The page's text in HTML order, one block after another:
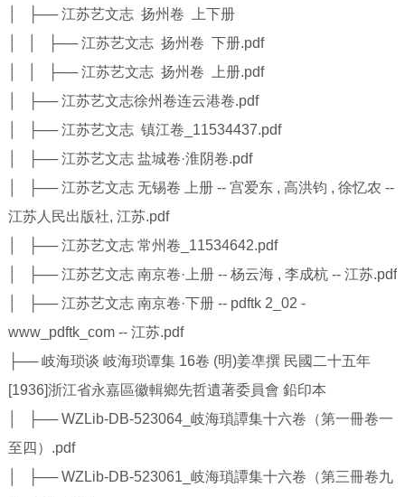
│ ├── 江苏艺文志 扬州卷 上下册
│ │ ├── 江苏艺文志 扬州卷 下册.pdf
│ │ ├── 江苏艺文志 扬州卷 上册.pdf
│ ├── 江苏艺文志徐州卷连云港卷.pdf
│ ├── 江苏艺文志 镇江卷_11534437.pdf
│ ├── 江苏艺文志 盐城卷·淮阴卷.pdf
│ ├── 江苏艺文志 无锡卷 上册 -- 宫爱东 , 高洪钧 , 徐忆农 --
江苏人民出版社, 江苏.pdf
│ ├── 江苏艺文志 常州卷_11534642.pdf
│ ├── 江苏艺文志 南京卷·上册 -- 杨云海 , 李成杭 -- 江苏.pdf
│ ├── 江苏艺文志 南京卷·下册 -- pdftk 2_02 -
www_pdftk_com -- 江苏.pdf
├── 岐海琐谈 岐海琐谭集 16卷 (明)姜凖撰 民國二十五年
[1936]浙江省永嘉區徽輯鄉先哲遺著委員會 鉛印本
│ ├── WZLib-DB-523064_岐海瑣譚集十六卷（第一冊卷一
至四）.pdf
│ ├── WZLib-DB-523061_岐海瑣譚集十六卷（第三冊卷九